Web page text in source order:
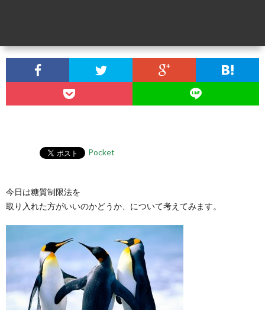
食
Pocket
今日は糖質制限法を
取り入れた方がいいのかどうか、について考えてみます。